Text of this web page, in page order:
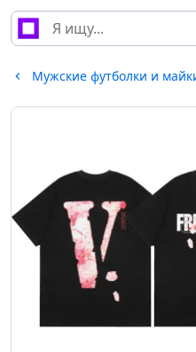
Мужские футболки и